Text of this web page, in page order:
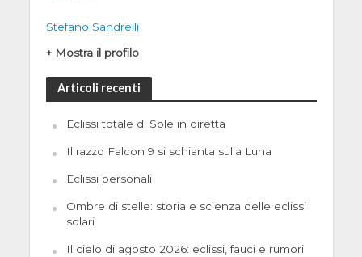
Stefano Sandrelli
+ Mostra il profilo
Articoli recenti
Eclissi totale di Sole in diretta
Il razzo Falcon 9 si schianta sulla Luna
Eclissi personali
Ombre di stelle: storia e scienza delle eclissi
solari
Il cielo di agosto 2026: eclissi, fauci e rumori